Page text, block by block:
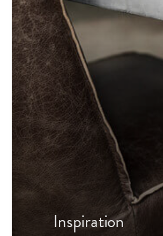
Inspiration